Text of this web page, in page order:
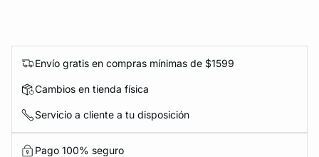
Envío gratis en compras mínimas de $1599
Cambios en tienda física
Servicio a cliente a tu disposición
Pago 100% seguro